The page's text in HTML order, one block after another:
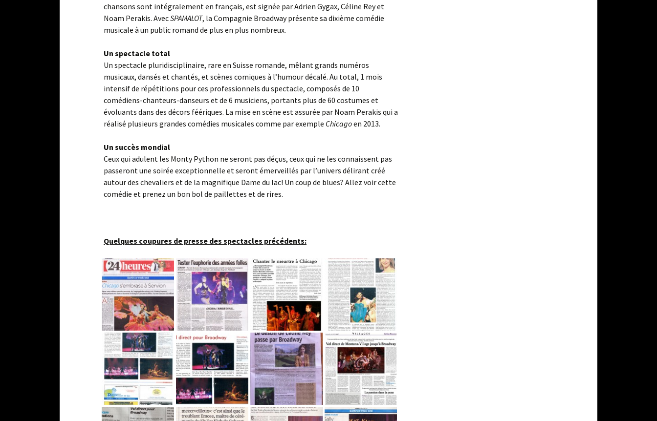
chansons sont intégralement en français, est signée par Adrien Gygax, Céline Rey et
Noam Perakis. AvecSPAMALOT, la Compagnie Broadway présente sa dixième comédie
musicale à un public romand de plus en plus nombreux.
Un spectacle total
Un spectacle pluridisciplinaire, rare en Suisse romande, mêlant grands numéros
musicaux, dansés et chantés, et scènes comiques à l’humour décalé. Au total, 1 mois
intensif de répétitions pour ces professionnels du spectacle, composés de 10
comédiens-chanteurs-danseurs et de 6 musiciens, portants plus de 60 costumes et
évoluants dans des décors féériques. La mise en scène est assurée par Noam Perakis qui a
réalisé plusieurs grandes comédies musicales comme par exemple Chicagoen 2013.
Un succès mondial
Ceux qui adulent les Monty Python ne seront pas déçus, ceux qui ne les connaissent pas
passeront une soirée exceptionnelle et seront émerveillés par l’univers délirant créé
autour des chevaliers et de la magnifique Dame du lac! Un coup de blues? Allez voir cette
comédie et prenez un bon bol de paillettes et de rires.
Quelques coupures de presse des spectacles précédents: